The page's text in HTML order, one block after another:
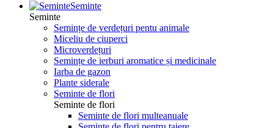
Seminte
Seminte
Semințe de verdețuri pentu animale
Miceliu de ciuperci
Microverdețuri
Semințe de ierburi aromatice și medicinale
Iarba de gazon
Plante siderale
Seminte de flori
Seminte de flori
Seminte de flori multeanuale